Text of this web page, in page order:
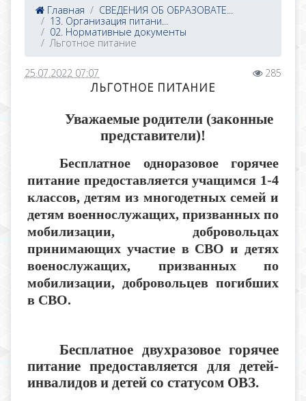
Главная
СВЕДЕНИЯ ОБ ОБРАЗОВАТЕ...
13. Организация питани...
02. Нормативные документы
Льготное питание
25.07.2022 07:07 285
ЛЬГОТНОЕ ПИТАНИЕ
Уважаемые родители (законные
представители)!
Бесплатное одноразовое горячее
питание предоставляется учащимся 1-4
классов, детям из многодетных семей и
детям военнослужащих, призванных по
мобилизации, добровольцах
принимающих участие в СВО и детях
военослужащих, призванных по
мобилизации, добровольцев погибших
в СВО.
Бесплатное двухразовое горячее
питание предоставляется для детей-
инвалидов и детей со статусом ОВЗ.